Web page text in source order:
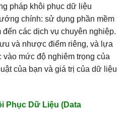
pháp khôi phục dữ liệu
chính: sử dụng phần mềm
các dịch vụ chuyên nghiệp.
và nhược điểm riêng, và lựa
mức độ nghiêm trọng của
của bạn và giá trị của dữ liệu
Phục Dữ Liệu (Data